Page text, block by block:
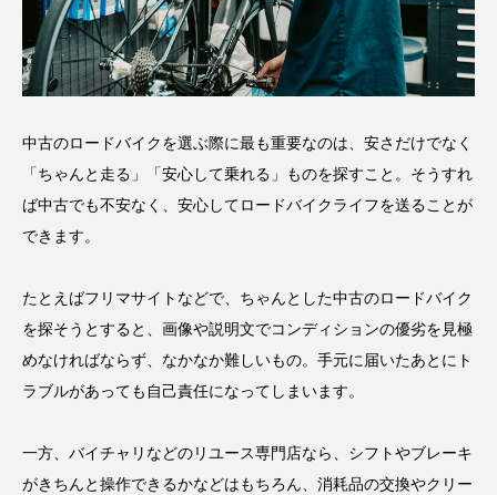
中古のロードバイクを選ぶ際に最も重要なのは、安さだけでなく
「ちゃんと走る」「安心して乗れる」ものを探すこと。そうすれ
ば中古でも不安なく、安心してロードバイクライフを送ることが
できます。
たとえばフリマサイトなどで、ちゃんとした中古のロードバイク
を探そうとすると、画像や説明文でコンディションの優劣を見極
めなければならず、なかなか難しいもの。手元に届いたあとにト
ラブルがあっても自己責任になってしまいます。
一方、バイチャリなどのリユース専門店なら、シフトやブレーキ
がきちんと操作できるかなどはもちろん、消耗品の交換やクリー